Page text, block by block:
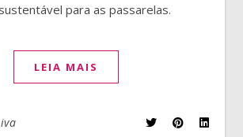
para as passarelas.
LEIA MAIS